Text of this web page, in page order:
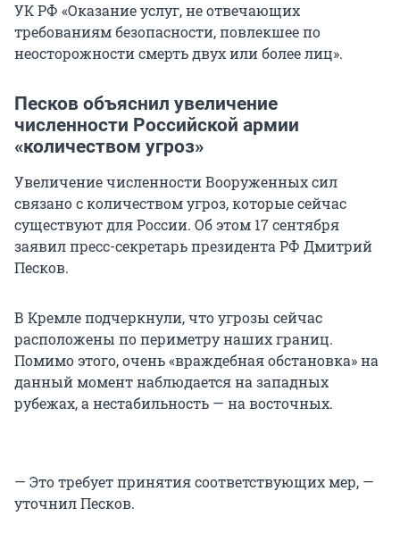
УК РФ «Оказание услуг, не отвечающих
требованиям безопасности, повлекшее по
неосторожности смерть двух или более лиц».
Песков объяснил увеличение
численности Российской армии
«количеством угроз»
Увеличение численности Вооруженных сил
связано с количеством угроз, которые сейчас
существуют для России. Об этом 17 сентября
заявил пресс-секретарь президента РФ Дмитрий
Песков.
В Кремле подчеркнули, что угрозы сейчас
расположены по периметру наших границ.
Помимо этого, очень «враждебная обстановка» на
данный момент наблюдается на западных
рубежах, а нестабильность — на восточных.
— Это требует принятия соответствующих мер, —
уточнил Песков.